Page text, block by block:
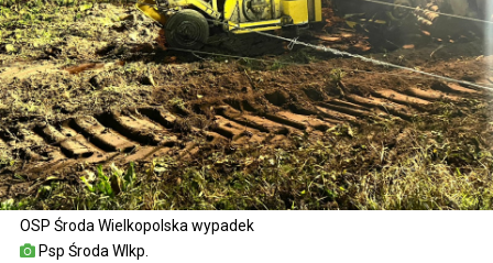
OSP Środa Wielkopolska wypadek
Psp Środa Wlkp.